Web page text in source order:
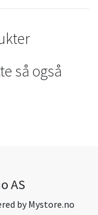
så også
AS
byMystore.no